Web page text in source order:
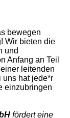
bewegen
Wir bieten die
und
Anfang an Teil
leitenden
uns hat jede*r
einzubringen
fördert eine